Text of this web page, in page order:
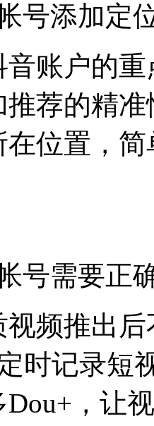
添加定
户的重
推荐的精
在位置，
需要正确
推出后
时记录短
，让